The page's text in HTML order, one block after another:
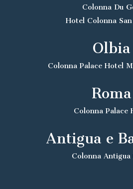
Colonna Du
Hotel Colonna
Olbia
Colonna Palace Hotel
Roma
Colonna Palace
Antigua e
Colonna Antigua